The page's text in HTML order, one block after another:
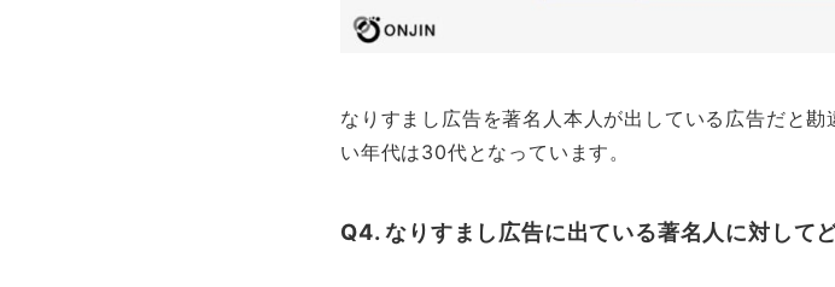
なりすまし広告を著名人本人が出している広告だと
い年代は30代となっています。
Q4. なりすまし広告に出ている著名人に対して